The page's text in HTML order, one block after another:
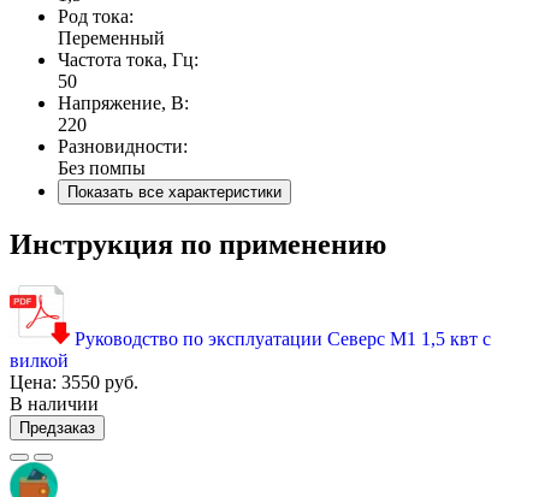
Род тока:
Переменный
Частота тока, Гц:
50
Напряжение, В:
220
Разновидности:
Без помпы
Показать все характеристики
Инструкция по применению
Руководство по эксплуатации Северс М1 1,5 квт с
вилкой
Цена: 3550 руб.
В наличии
Предзаказ